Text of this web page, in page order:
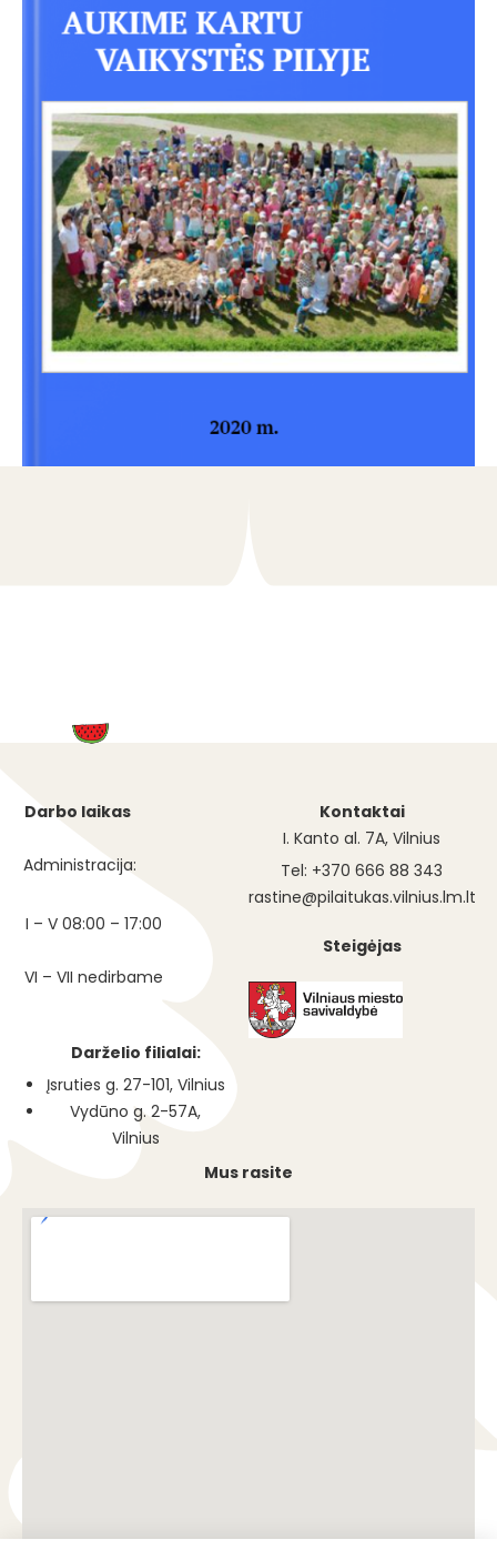
Darbo laikas
Administracija:
I – V 08:00 – 17:00
VI – VII nedirbame
Darželio filialai:
Įsruties g. 27-101, Vilnius
Vydūno g. 2-57A,
Vilnius
Kontaktai
I. Kanto al. 7A, Vilnius
Tel: +370 666 88 343
rastine@pilaitukas.vilnius.lm.lt
Steigėjas
Mus rasite